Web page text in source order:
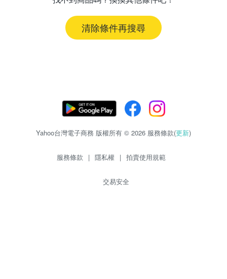
清除條件再搜尋
Yahoo台灣電子商務 版權所有 © 2026 服務條款(更新)
服務條款 | 隱私權 | 拍賣使用規範
交易安全